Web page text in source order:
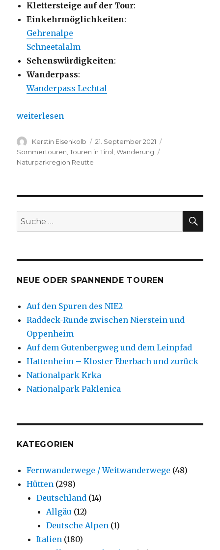
Klettersteige auf der Tour:
Einkehrmöglichkeiten:
Gehrenalpe
Schneetalalm
Sehenswürdigkeiten:
Wanderpass:
Wanderpass Lechtal
„Almenrunde am Hahnenkamm bei Reutte“
weiterlesen
Autor
Kerstin Eisenkolb
Veröffentlicht
am
21. September 2021
Sommertouren,Touren in Tirol,Wanderung
Naturparkregion Reutte
Suche
nach:
NEUE ODER SPANNENDE TOUREN
Auf den Spuren des NIE2
Raddeck-Runde zwischen Nierstein und
Oppenheim
Auf dem Gutenbergweg und dem Leinpfad
Hattenheim – Kloster Eberbach und zurück
Nationalpark Krka
Nationalpark Paklenica
KATEGORIEN
Fernwanderwege / Weitwanderwege (48)
Hütten (298)
Deutschland (14)
Allgäu (12)
Deutsche Alpen (1)
Italien (180)